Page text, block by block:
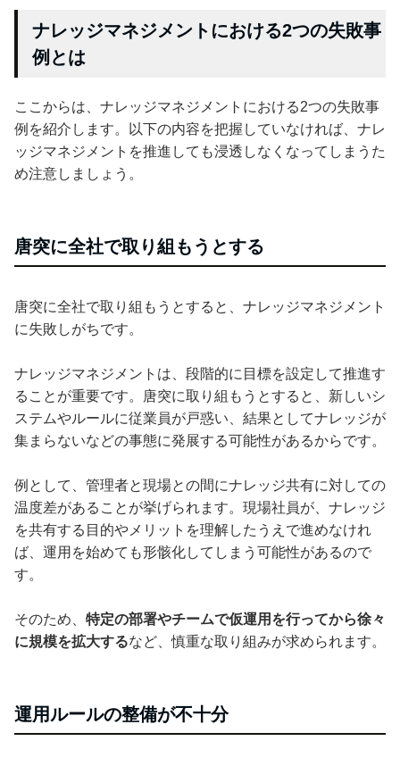
ナレッジマネジメントにおける2つの失敗事
例とは
ここからは、ナレッジマネジメントにおける2つの失敗事
例を紹介します。以下の内容を把握していなければ、ナレ
ッジマネジメントを推進しても浸透しなくなってしまうた
め注意しましょう。
唐突に全社で取り組もうとする
唐突に全社で取り組もうとすると、ナレッジマネジメント
に失敗しがちです。
ナレッジマネジメントは、段階的に目標を設定して推進す
ることが重要です。唐突に取り組もうとすると、新しいシ
ステムやルールに従業員が戸惑い、結果としてナレッジが
集まらないなどの事態に発展する可能性があるからです。
例として、管理者と現場との間にナレッジ共有に対しての
温度差があることが挙げられます。現場社員が、ナレッジ
を共有する目的やメリットを理解したうえで進めなけれ
ば、運用を始めても形骸化してしまう可能性があるので
す。
そのため、 特定の部署やチームで仮運用を行ってから徐々
に規模を拡大するなど、慎重な取り組みが求められます。
運用ルールの整備が不十分